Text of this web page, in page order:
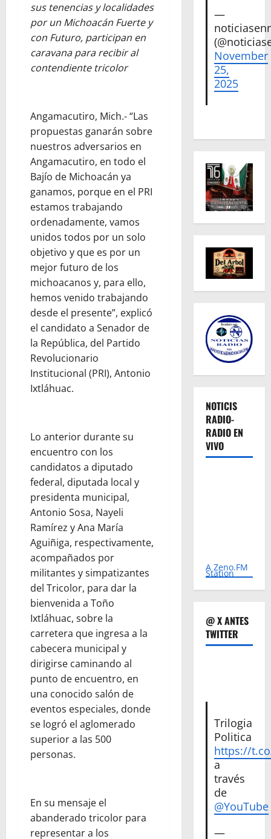
sus tenencias y localidades
por un Michoacán Fuerte y
con Futuro, participan en
caravana para recibir al
contendiente tricolor
Angamacutiro, Mich.- “Las
propuestas ganarán sobre
nuestros adversarios en
Angamacutiro, en todo el
Bajío de Michoacán ya
ganamos, porque en el PRI
estamos trabajando
ordenadamente, vamos
unidos todos por un solo
objetivo y que es por un
mejor futuro de los
michoacanos y, para ello,
hemos venido trabajando
desde el presente”, explicó
el candidato a Senador de
la República, del Partido
Revolucionario
Institucional (PRI), Antonio
Ixtláhuac.
Lo anterior durante su
encuentro con los
candidatos a diputado
federal, diputada local y
presidenta municipal,
Antonio Sosa, Nayeli
Ramírez y Ana María
Aguiñiga, respectivamente,
acompañados por
militantes y simpatizantes
del Tricolor, para dar la
bienvenida a Toño
Ixtláhuac, sobre la
carretera que ingresa a la
cabecera municipal y
dirigirse caminando al
punto de encuentro, en
una conocido salón de
eventos especiales, donde
se logró el aglomerado
superior a las 500
personas.
En su mensaje el
abanderado tricolor para
representar a los
—
November
25,
2025
NOTICIS
RADIO-
RADIO EN
VIVO
A Zeno.FM
Station
@ X ANTES
TWITTER
Trilogia
Politica
https://
a
través
de
@YouTube
—